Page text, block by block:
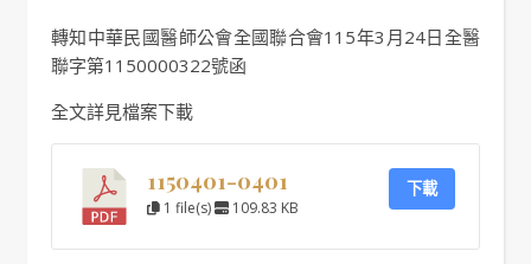
轉知中華民國醫師公會全國聯合會115年3月24日全醫
聯字第1150000322號函
全文詳見檔案下載
1150401-0401
1 file(s) 109.83 KB
下載